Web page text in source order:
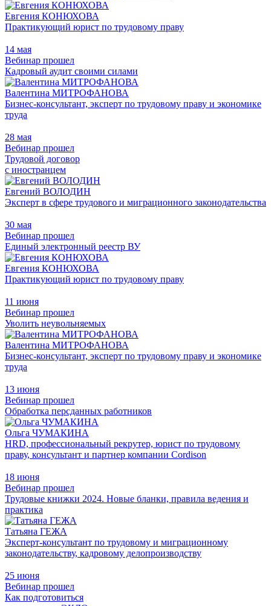
Евгения КОНЮХОВА
Практикующий юрист по трудовому праву
14 мая
Вебинар прошел
Кадровый аудит своими силами
Валентина МИТРОФАНОВА
Бизнес-консультант, эксперт по трудовому праву и экономике
труда
28 мая
Вебинар прошел
Трудовой договор
с иностранцем
Евгений ВОЛОДИН
Эксперт в сфере трудового и миграционного законодательства
30 мая
Вебинар прошел
Единый электронный реестр ВУ
Евгения КОНЮХОВА
Практикующий юрист по трудовому праву
11 июня
Вебинар прошел
Уволить неувольняемых
Валентина МИТРОФАНОВА
Бизнес-консультант, эксперт по трудовому праву и экономике
труда
13 июня
Вебинар прошел
Обработка персданных работников
Ольга ЧУМАКИНА
HRD, профессиональный рекрутер, юрист по трудовому
праву, консультант и партнер компании Cordison
18 июня
Вебинар прошел
Трудовые книжки 2024. Новые бланки, правила ведения и
практика
Татьяна ГЕЖА
Эксперт-консультант по трудовому и миграционному
законодательству, кадровому делопроизводству
25 июня
Вебинар прошел
Как подготовиться